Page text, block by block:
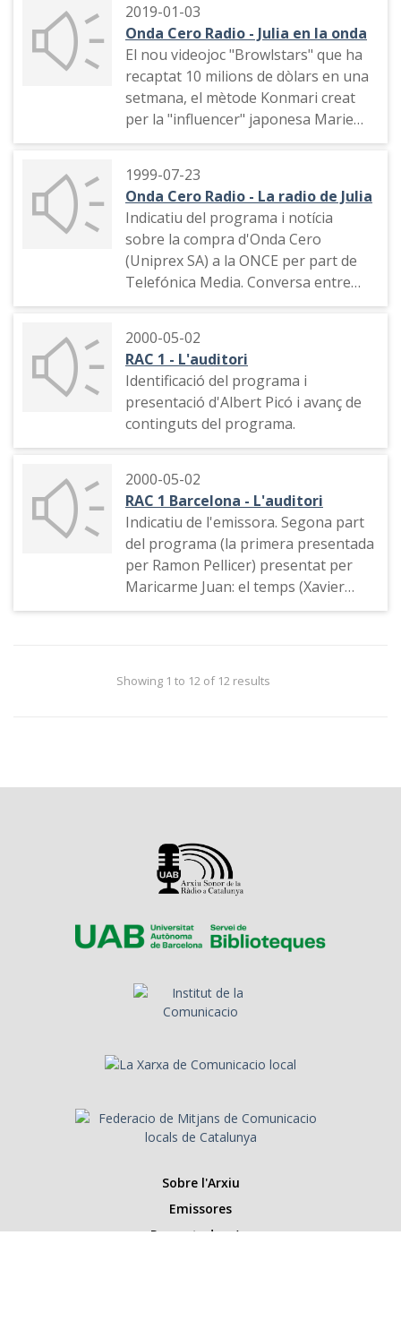
2019-01-03
Onda Cero Radio - Julia en la onda
El nou videojoc "Browlstars" que ha
recaptat 10 milions de dòlars en una
setmana, el mètode Konmari creat
per la "influencer" japonesa Marie
Kondo
1999-07-23
Onda Cero Radio - La radio de Julia
Indicatiu del programa i notícia
sobre la compra d'Onda Cero
(Uniprex SA) a la ONCE per part de
Telefónica Media. Conversa entre
Carmen Juan, Félix Madero i el jutge
aquest fet, els treballadors invidents
i altres temes
2000-05-02
RAC 1 - L'auditori
Identificació del programa i
presentació d'Albert Picó i avanç de
continguts del programa.
2000-05-02
RAC 1 Barcelona - L'auditori
Indicatiu de l'emissora. Segona part
del programa (la primera presentada
per Ramon Pellicer) presentat per
Maricarme Juan: el temps (Xavier
Freixes), repàs de premsa (Eugènia
Showing 1 to 12 of 12 results
Sobre l'Arxiu
Emissores
Presentadors/es